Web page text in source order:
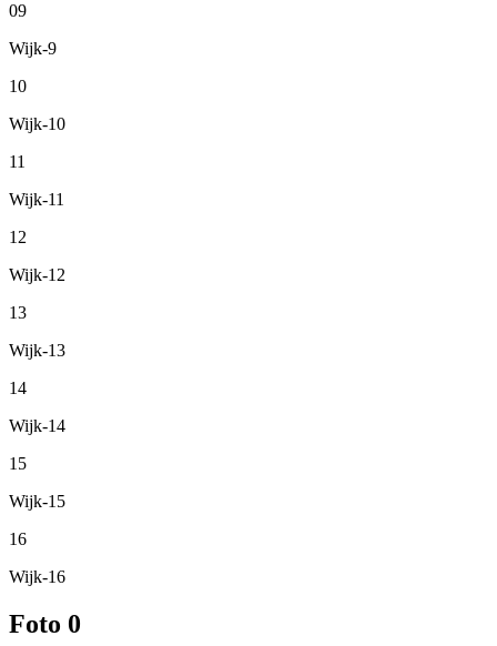
09
Wijk-9
10
Wijk-10
11
Wijk-11
12
Wijk-12
13
Wijk-13
14
Wijk-14
15
Wijk-15
16
Wijk-16
Foto 0